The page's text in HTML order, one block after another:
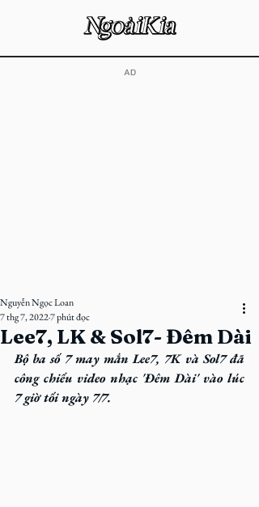
​AD
Lee7, LK & Sol7- Đêm Dài
Nguyễn Ngọc Loan
7 thg 7, 20227 phút đọc
Bộ ba số 7 may mắn Lee7, 7K và Sol7 đã
công chiếu video nhạc 'Đêm Dài' vào lúc
7 giờ tối ngày 7/7.